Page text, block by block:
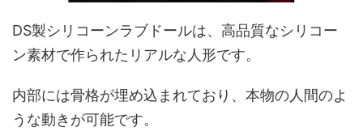
DS製シリコーンラブドールは、高品質なシリコー
ン素材で作られたリアルな人形です。
内部には骨格が埋め込まれており、本物の人間のよ
うな動きが可能です。